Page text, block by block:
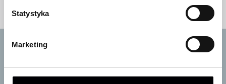
Statystyka
Marketing
i odbierz 10% rabatu na pierwsze zakupy